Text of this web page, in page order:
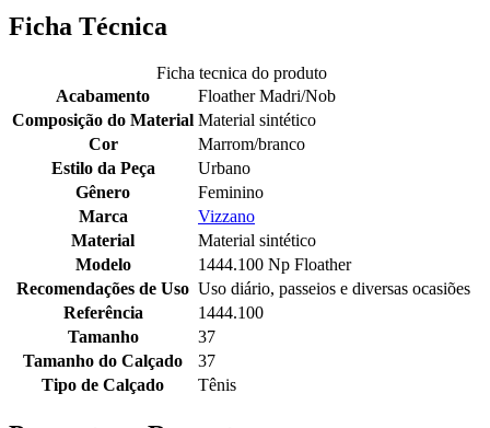
Ficha Técnica
Ficha tecnica do produto
Acabamento
Floather Madri/Nob
Composição do Material Material sintético
Cor
Marrom/branco
Estilo da Peça
Urbano
Gênero
Feminino
Marca
Vizzano
Material
Material sintético
Modelo
1444.100 Np Floather
Recomendações de Uso Uso diário, passeios e diversas ocasiões
Referência
1444.100
Tamanho
37
Tamanho do Calçado
37
Tipo de Calçado
Tênis